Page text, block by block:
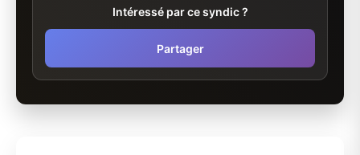
Intéressé par ce syndic ?
Partager